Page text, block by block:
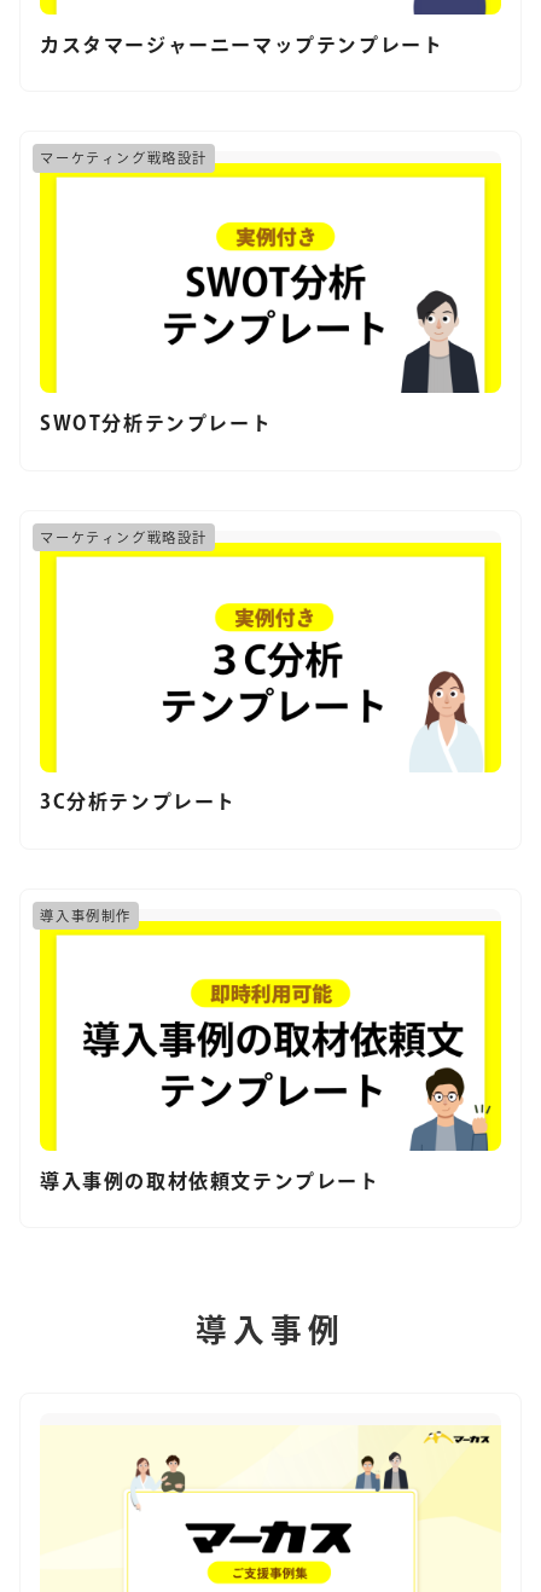
カスタマージャーニーマップテンプレート
マーケティング戦略設計
SWOT分析テンプレート
マーケティング戦略設計
3C分析テンプレート
導入事例制作
導入事例の取材依頼文テンプレート
導入事例